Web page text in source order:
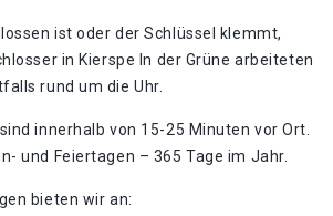
ist oder der Schlüssel klemmt,
in Kierspe In der Grüne arbeiteten
rund um die Uhr.
innerhalb von 15-25 Minuten vor Ort.
und Feiertagen – 365 Tage im Jahr.
bieten wir an: